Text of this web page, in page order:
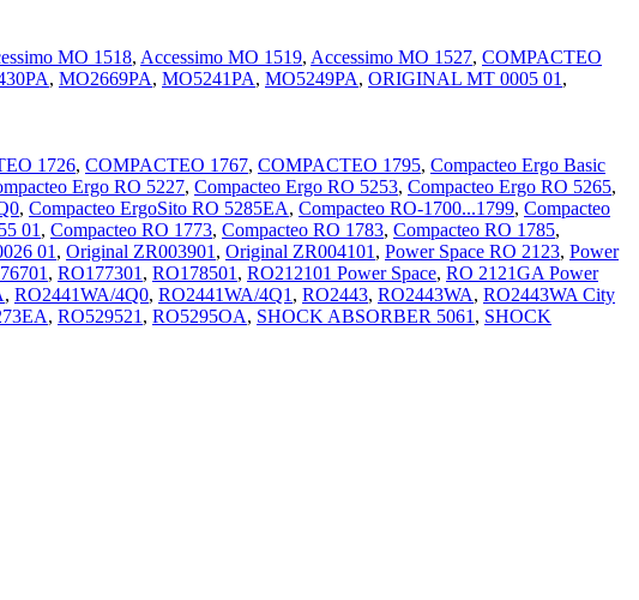
MO 1518, Accessimo MO 1519, Accessimo MO 1527, COMPACTEO
, MO2669PA, MO5241PA, MO5249PA, ORIGINAL MT 0005 01 ,
1726, COMPACTEO 1767, COMPACTEO 1795, Compacteo Ergo Basic
Ergo RO 5227, Compacteo Ergo RO 5253, Compacteo Ergo RO 5265,
, Compacteo ErgoSito RO 5285EA, Compacteo RO-1700...1799, Compacteo
01 , Compacteo RO 1773, Compacteo RO 1783, Compacteo RO 1785,
01 , Original ZR003901 , Original ZR004101 , Power Space RO 2123, Power
, RO177301 , RO178501 , RO212101 Power Space, RO 2121GA Power
, RO2441WA/4Q0, RO2441WA/4Q1 , RO2443, RO2443WA, RO2443WA City
, RO529521 , RO5295OA, SHOCK ABSORBER 5061 , SHOCK